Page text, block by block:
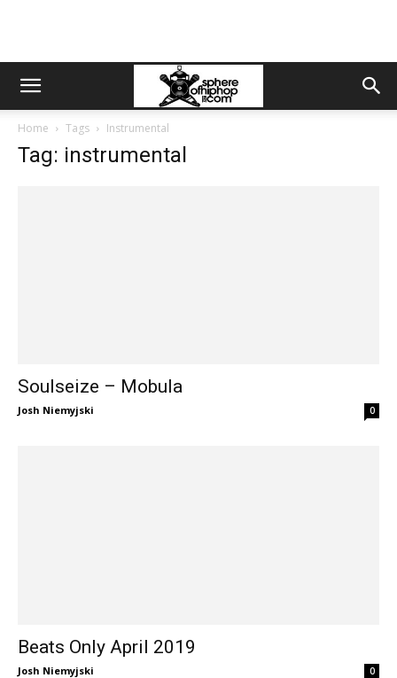
Home Tags Instrumental
Tag: instrumental
Soulseize – Mobula
Josh Niemyjski 0
Beats Only April 2019
Josh Niemyjski 0